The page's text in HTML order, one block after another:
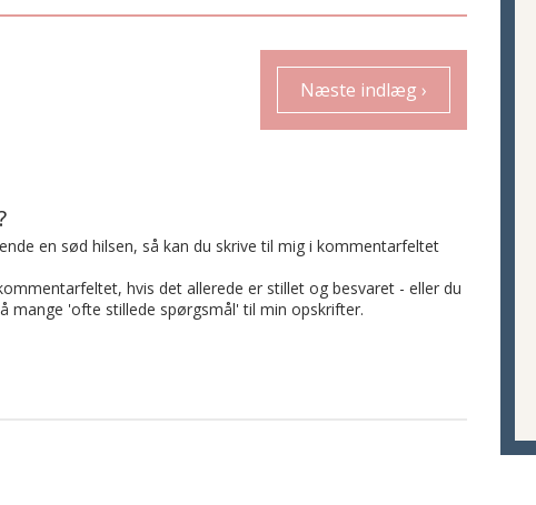
Næste indlæg ›
en sød hilsen, så kan du skrive til mig i kommentarfeltet
hvis det allerede er stillet og besvaret - eller du
mange 'ofte stillede spørgsmål' til min opskrifter.